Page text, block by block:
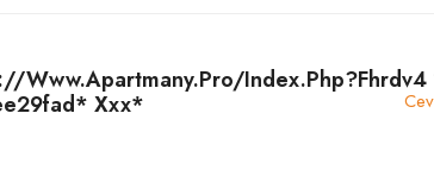
www.apartmany.pro/
Ххх*